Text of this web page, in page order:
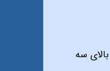
سه